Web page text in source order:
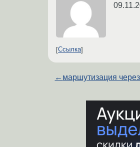
Ссылка
← маршутизация